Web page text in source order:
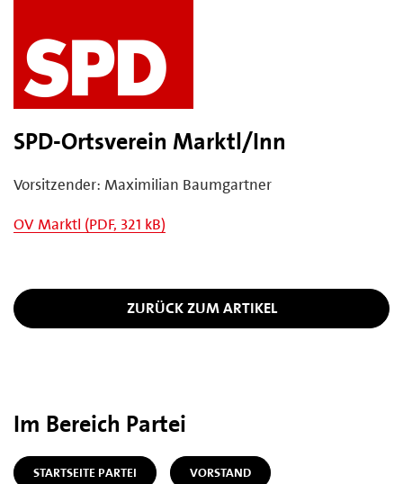
SPD-Ortsverein Marktl/Inn
Vorsitzender: Maximilian Baumgartner
OV Marktl (PDF, 321 kB)
ZURÜCK ZUM ARTIKEL
Im Bereich Partei
STARTSEITE PARTEI VORSTAND